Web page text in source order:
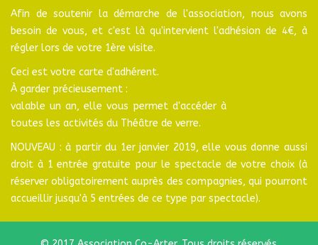
Afin de soutenir la démarche de l'association, nous avons
besoin de vous, et c'est là qu'intervient l'adhésion de 4€, à
régler lors de votre 1ère visite.
Ceci est votre carte d'adhérent.
À garder précieusement :
valable un an, elle vous permet d'accéder à
toutes les activités du Théâtre de verre.
NOUVEAU : à partir du 1er janvier 2019, elle vous donne aussi
droit à 1 entrée gratuite pour le spectacle de votre choix (à
réserver obligatoirement auprès des compagnies, qui pourront
accueillir jusqu'à 5 entrées de ce type par spectacle).